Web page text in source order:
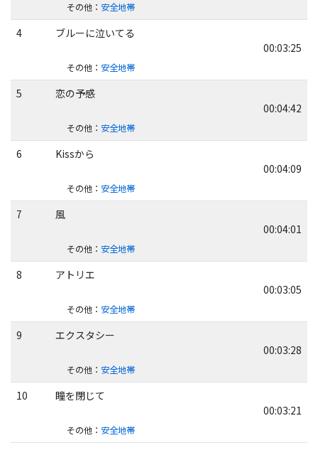
その他： 安全地帯
4
ブルーに泣いてる
00:03:25
その他： 安全地帯
5
恋の予感
00:04:42
その他： 安全地帯
6
Kissから
00:04:09
その他： 安全地帯
7
風
00:04:01
その他： 安全地帯
8
アトリエ
00:03:05
その他： 安全地帯
9
エクスタシー
00:03:28
その他： 安全地帯
10
瞳を閉じて
00:03:21
その他： 安全地帯